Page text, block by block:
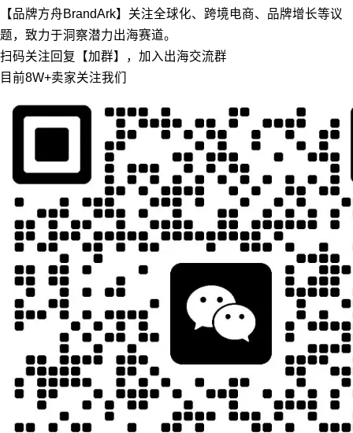
【品牌方舟BrandArk】关注全球化、跨境电商、品牌增长等议
题，致力于洞察潜力出海赛道。
扫码关注回复【加群】，加入出海交流群
目前8W+卖家关注我们